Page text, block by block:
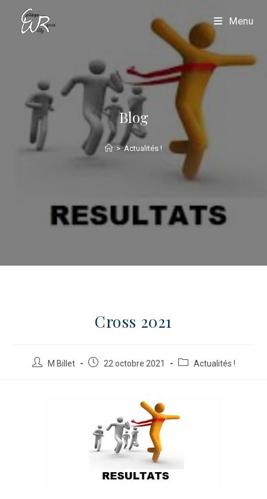
Menu
Blog
> Actualités !
Cross 2021
M Billet 22 octobre 2021 Actualités !